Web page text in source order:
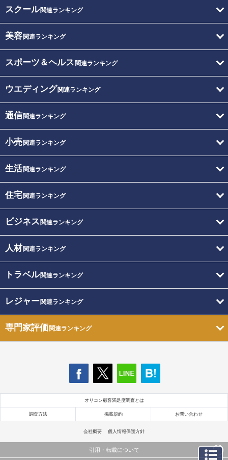
スクール関連ランキング
美容関連ランキング
スポーツ＆ヘルス 関連ランキング
ウエディング関連ランキング
通信関連ランキング
小売関連ランキング
生活関連ランキング
住宅関連ランキング
ビジネス 関連ランキング
人材関連ランキング
トラベル関連ランキング
レジャー関連ランキング
専門家評価関連ランキング
オリコン顧客満足度調査とは
調査方法 掲載規約 お問い合わせ
会社概要 個人情報保護方針
引用・転載について